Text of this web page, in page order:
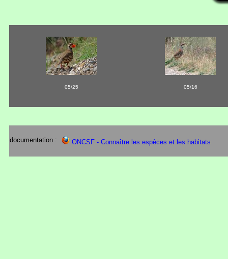
05/25 05/16
documentation : ONCSF - Connaître les espèces et les habitats